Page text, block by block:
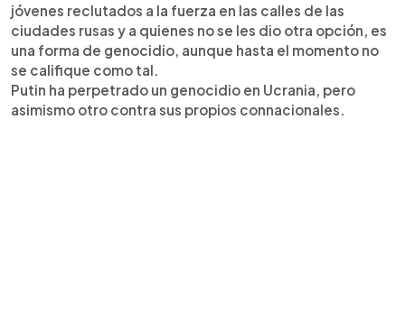
jóvenes reclutados a la fuerza en las calles de las
ciudades rusas y a quienes no se les dio otra opción, es
una forma de genocidio, aunque hasta el momento no
se califique como tal.
Putin ha perpetrado un genocidio en Ucrania, pero
asimismo otro contra sus propios connacionales.